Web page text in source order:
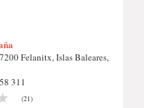
Felanitx, Islas Baleares,
311
(21)